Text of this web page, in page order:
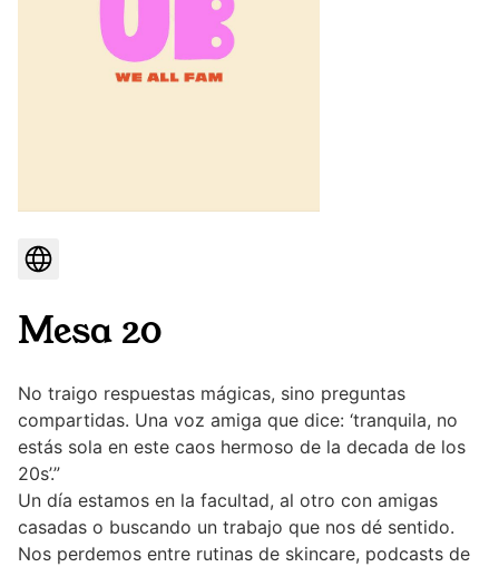
Mesa 20
No traigo respuestas mágicas, sino preguntas
compartidas. Una voz amiga que dice: ‘tranquila, no
estás sola en este caos hermoso de la decada de los
20s’.”
Un día estamos en la facultad, al otro con amigas
casadas o buscando un trabajo que nos dé sentido.
Nos perdemos entre rutinas de skincare, podcasts de